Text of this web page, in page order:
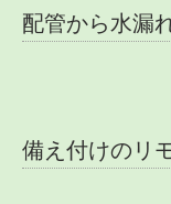
配管から水漏
備え付けのリ